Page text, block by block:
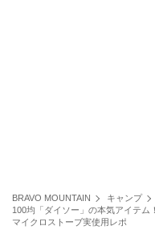
BRAVO MOUNTAIN
キャンプ
100均「ダイソー」の本気アイテム
マイクロストーブ実使用レポ